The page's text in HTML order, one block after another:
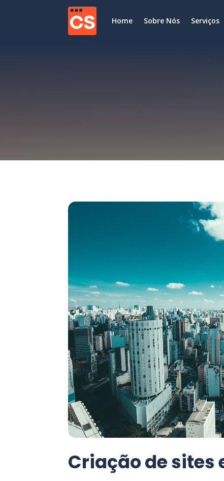
Home Sobre Nós Serviços
Criação de sites